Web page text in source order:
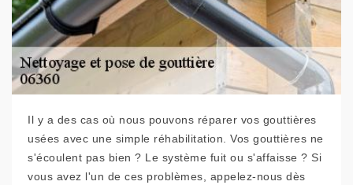
Il y a des cas où nous pouvons réparer vos gouttières
usées avec une simple réhabilitation. Vos gouttières ne
s'écoulent pas bien ? Le système fuit ou s'affaisse ? Si
vous avez l'un de ces problèmes, appelez-nous dès